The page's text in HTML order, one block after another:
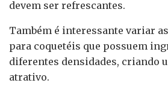
devem ser refrescantes.
Também é interessante variar as
para coquetéis que possuem
diferentes densidades, criando
atrativo.